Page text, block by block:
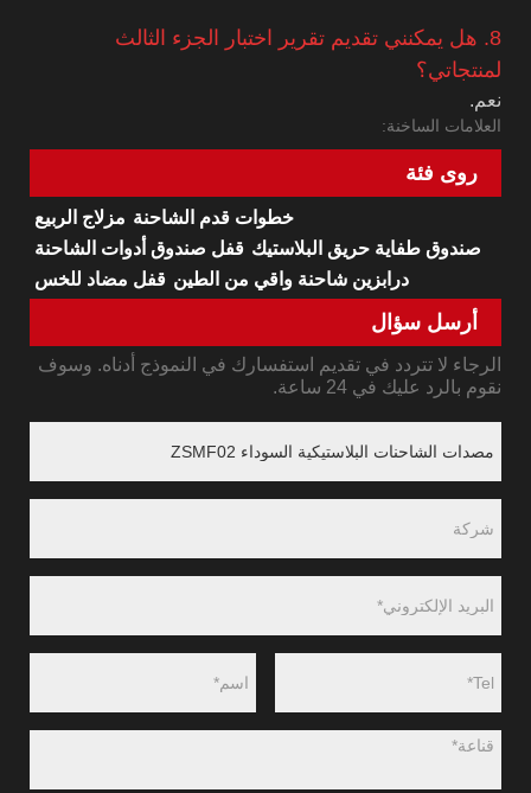
8. هل يمكنني تقديم تقرير اختبار الجزء الثالث
لمنتجاتي؟
نعم.
العلامات الساخنة:
روى فئة
مزلاج الربيع خطوات قدم الشاحنة
قفل صندوق أدوات الشاحنة صندوق طفاية حريق البلاستيك
قفل مضاد للخس درابزين شاحنة واقي من الطين
أرسل سؤال
الرجاء لا تتردد في تقديم استفسارك في النموذج أدناه. وسوف
نقوم بالرد عليك في 24 ساعة.